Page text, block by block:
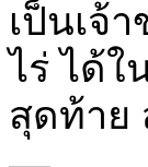
เป็นเจ้
ไร่ ได้ใ
สุดท้าย